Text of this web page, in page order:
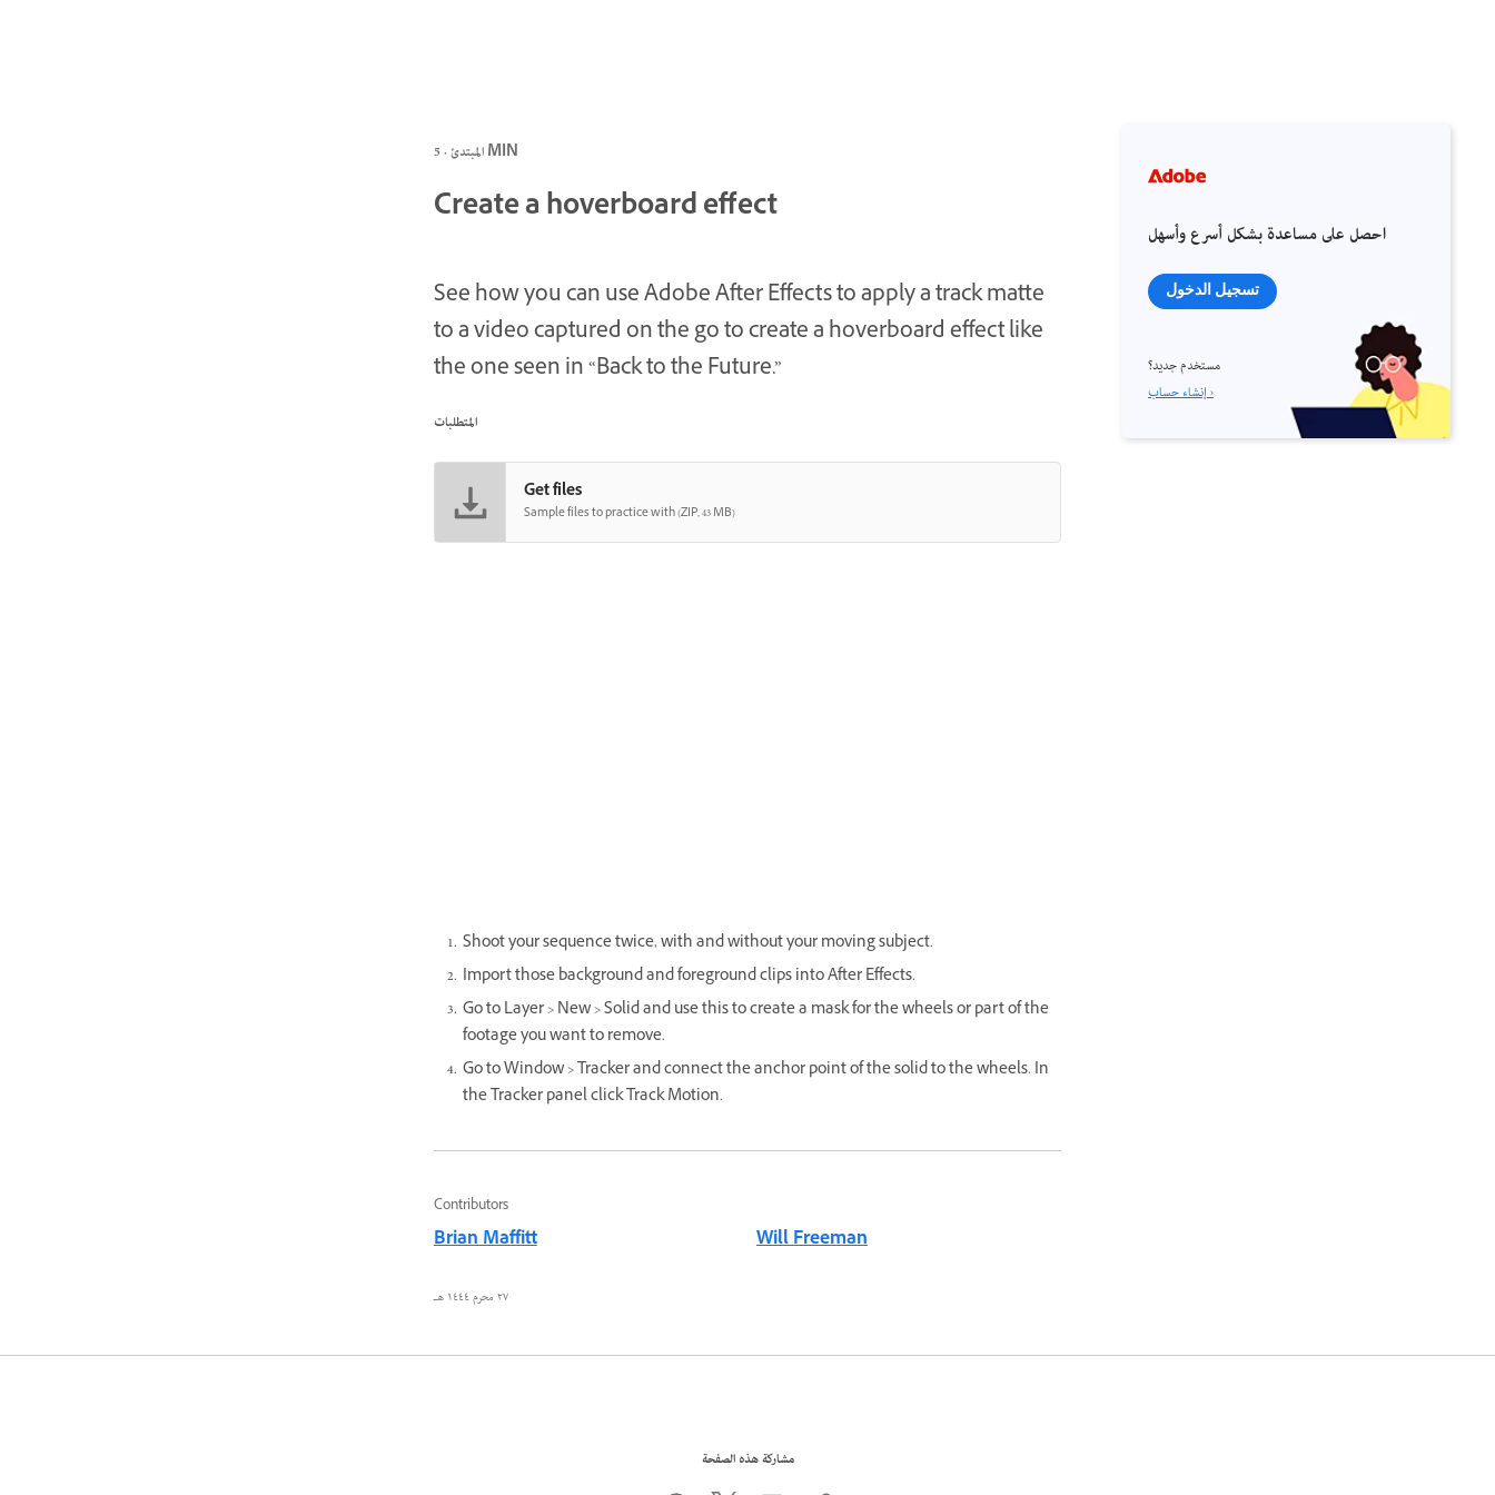
المبتدئ · 5 MIN
Create a hoverboard effect
See how you can use Adobe After Effects to apply a track matte
to a video captured on the go to create a hoverboard effect like
the one seen in “Back to the Future.”
المتطلبات
Get files
Sample files to practice with (ZIP, 43 MB)
Shoot your sequence twice, with and without your moving subject.
Import those background and foreground clips into After Effects.
Go to Layer > New > Solid and use this to create a mask for the wheels or part of the
footage you want to remove.
Go to Window > Tracker and connect the anchor point of the solid to the wheels. In
the Tracker panel click Track Motion.
Contributors
Brian Maffitt Will Freeman
٢٧ محرم ١٤٤٤ هـ
احصل على مساعدة بشكل أسرع وأسهل
تسجيل الدخول
مستخدم جديد؟
إنشاء حساب ›
مشاركة هذه الصفحة